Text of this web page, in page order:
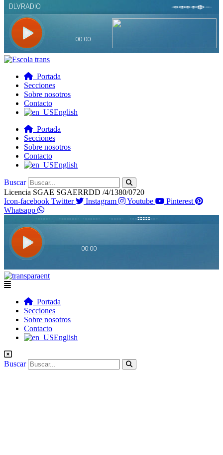
Portada
Secciones
Sobre nosotros
Contacto
English
Portada
Secciones
Sobre nosotros
Contacto
English
Buscar
Licencia SGAE SGAERRDD /4/1380/0720
Icon-facebook Twitter Instagram Youtube
Pinterest
Whatsapp
Flyout
Portada
Secciones
Sobre nosotros
Contacto
English
Buscar